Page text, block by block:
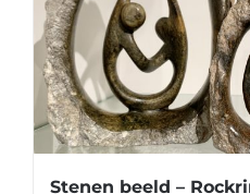
Stenen beeld –